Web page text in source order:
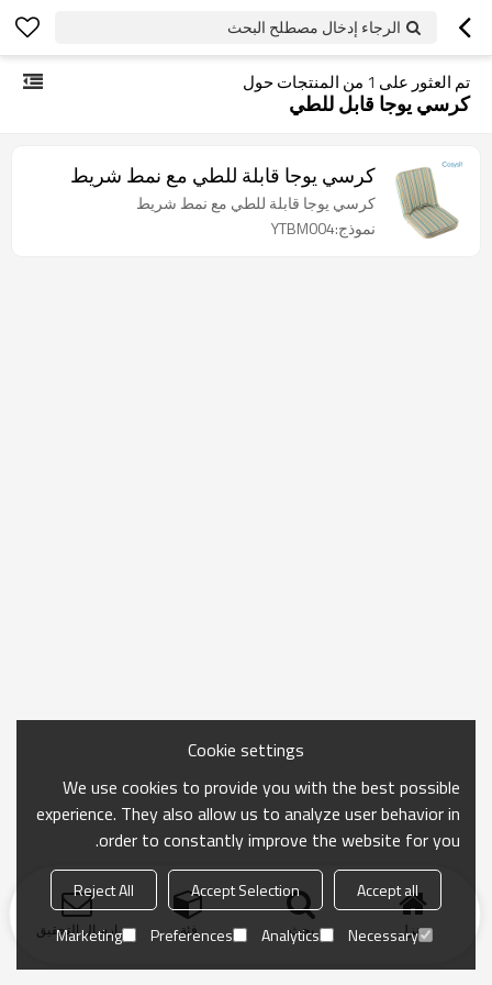
الرجاء إدخال مصطلح البحث
تم العثور على 1 من المنتجات حول
كرسي يوجا قابل للطي
كرسي يوجا قابلة للطي مع نمط شريط
كرسي يوجا قابلة للطي مع نمط شريط
نموذج:YTBM004
منزل بحث فئة ارسال التحقيق
Cookie settings
We use cookies to provide you with the best possible
experience. They also allow us to analyze user behavior in
order to constantly improve the website for you.
Accept all
Accept Selection
Reject All
Necessary
Analytics
Preferences
Marketing